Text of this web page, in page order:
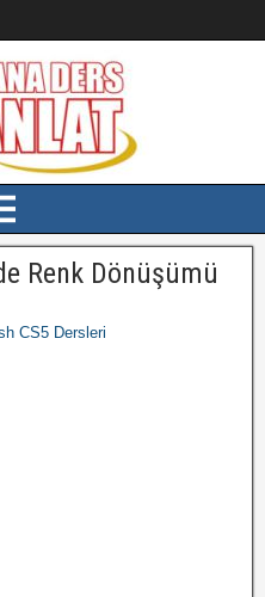
Renk Dönüşümü
CS5 Dersleri